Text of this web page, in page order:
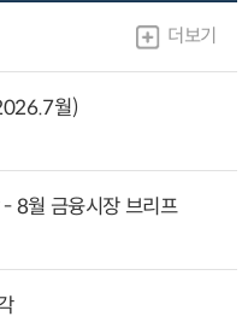
더보기
월)
8월 금융시장 브리프